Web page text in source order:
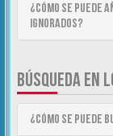
¿Cómo se puede
Ignorados?
BÚSQUEDA EN
¿Cómo se puede